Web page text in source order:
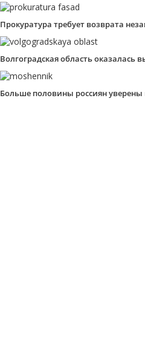
Прокуратура требует возврата
Волгоградская область оказалась
Больше половины россиян уверены